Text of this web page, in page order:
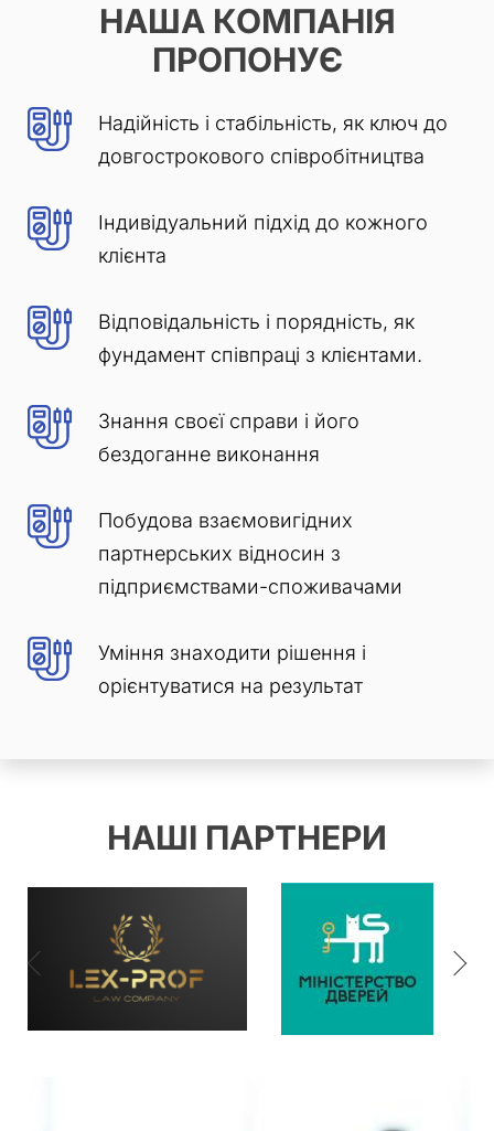
НАША КОМПАНІЯ
ПРОПОНУЄ
Надійність і стабільність, як ключ до
довгострокового співробітництва
Індивідуальний підхід до кожного
клієнта
Відповідальність і порядність, як
фундамент співпраці з клієнтами.
Знання своєї справи і його
бездоганне виконання
Побудова взаємовигідних
партнерських відносин з
підприємствами-споживачами
Уміння знаходити рішення і
орієнтуватися на результат
НАШІ ПАРТНЕРИ